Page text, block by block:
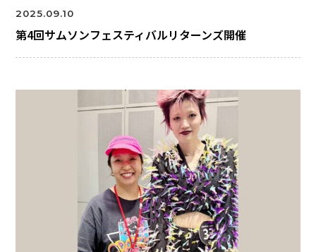
2025.09.10
第4回サムソンフェスティバルリターンズ開催